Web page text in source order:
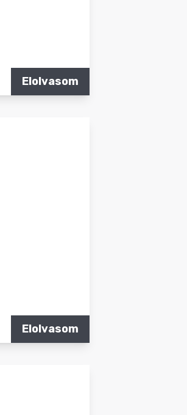
Elolvasom
Elolvasom